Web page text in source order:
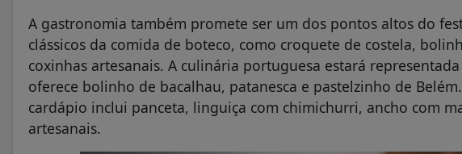
A gastronomia também promete ser um dos pontos altos do
clássicos da comida de boteco, como croquete de costela,
coxinhas artesanais. A culinária portuguesa estará
oferece bolinho de bacalhau, patanesca e pastelzinho de
cardápio inclui panceta, linguiça com chimichurri, ancho com
artesanais.